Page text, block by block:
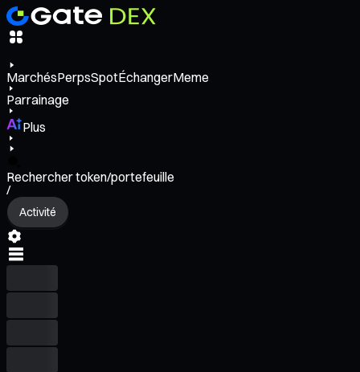
MarchésPerpsSpotÉchangerMeme
Parrainage
Plus
Rechercher token/portefeuille
/
Activité